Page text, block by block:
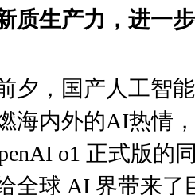
质生产力，进一
，国产人工智能
海内外的AI热情
o1 正式版的
全球 AI 界带来了